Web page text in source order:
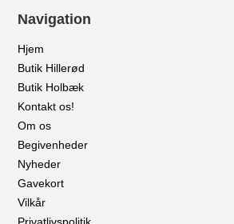
Navigation
Hjem
Butik Hillerød
Butik Holbæk
Kontakt os!
Om os
Begivenheder
Nyheder
Gavekort
Vilkår